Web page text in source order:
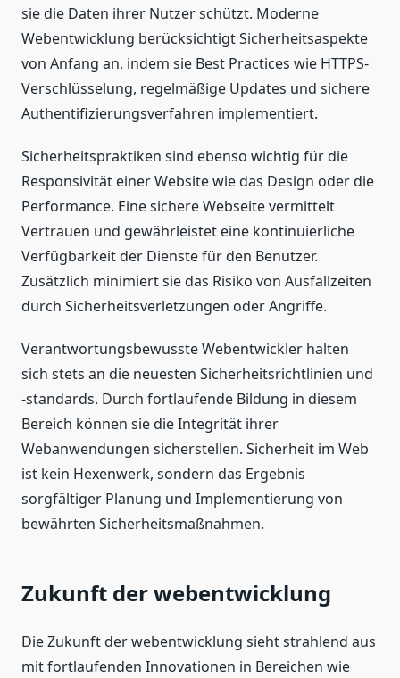
sie die Daten ihrer Nutzer schützt. Moderne
Webentwicklung berücksichtigt Sicherheitsaspekte
von Anfang an, indem sie Best Practices wie HTTPS-
Verschlüsselung, regelmäßige Updates und sichere
Authentifizierungsverfahren implementiert.
Sicherheitspraktiken sind ebenso wichtig für die
Responsivität einer Website wie das Design oder die
Performance. Eine sichere Webseite vermittelt
Vertrauen und gewährleistet eine kontinuierliche
Verfügbarkeit der Dienste für den Benutzer.
Zusätzlich minimiert sie das Risiko von Ausfallzeiten
durch Sicherheitsverletzungen oder Angriffe.
Verantwortungsbewusste Webentwickler halten
sich stets an die neuesten Sicherheitsrichtlinien und
-standards. Durch fortlaufende Bildung in diesem
Bereich können sie die Integrität ihrer
Webanwendungen sicherstellen. Sicherheit im Web
ist kein Hexenwerk, sondern das Ergebnis
sorgfältiger Planung und Implementierung von
bewährten Sicherheitsmaßnahmen.
Zukunft der webentwicklung
Die Zukunft der webentwicklung sieht strahlend aus
mit fortlaufenden Innovationen in Bereichen wie